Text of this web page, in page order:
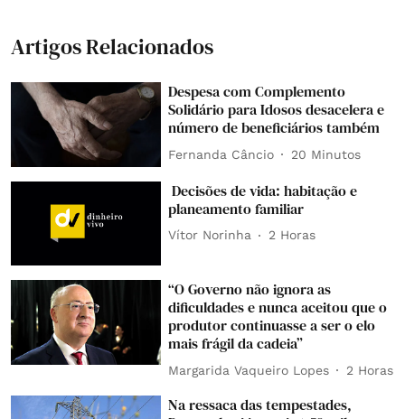
Artigos Relacionados
Despesa com Complemento
Solidário para Idosos desacelera e
número de beneficiários também
Fernanda Câncio 20 Minutos
Decisões de vida: habitação e
planeamento familiar
Vítor Norinha 2 Horas
“O Governo não ignora as
dificuldades e nunca aceitou que o
produtor continuasse a ser o elo
mais frágil da cadeia”
Margarida Vaqueiro Lopes 2 Horas
Na ressaca das tempestades,